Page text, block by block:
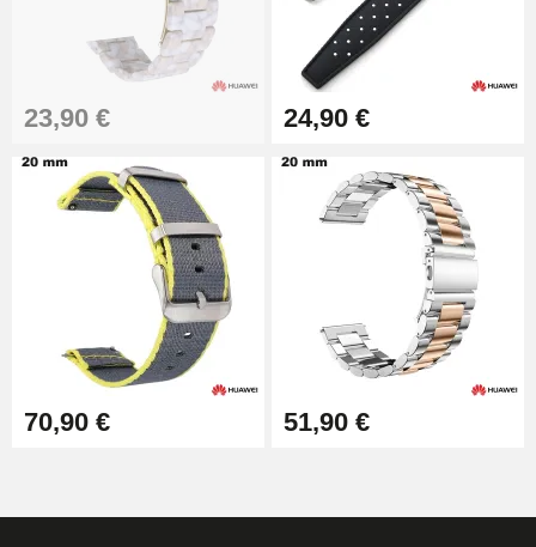
23,90 € 24,90 €
70,90 € 51,90 €